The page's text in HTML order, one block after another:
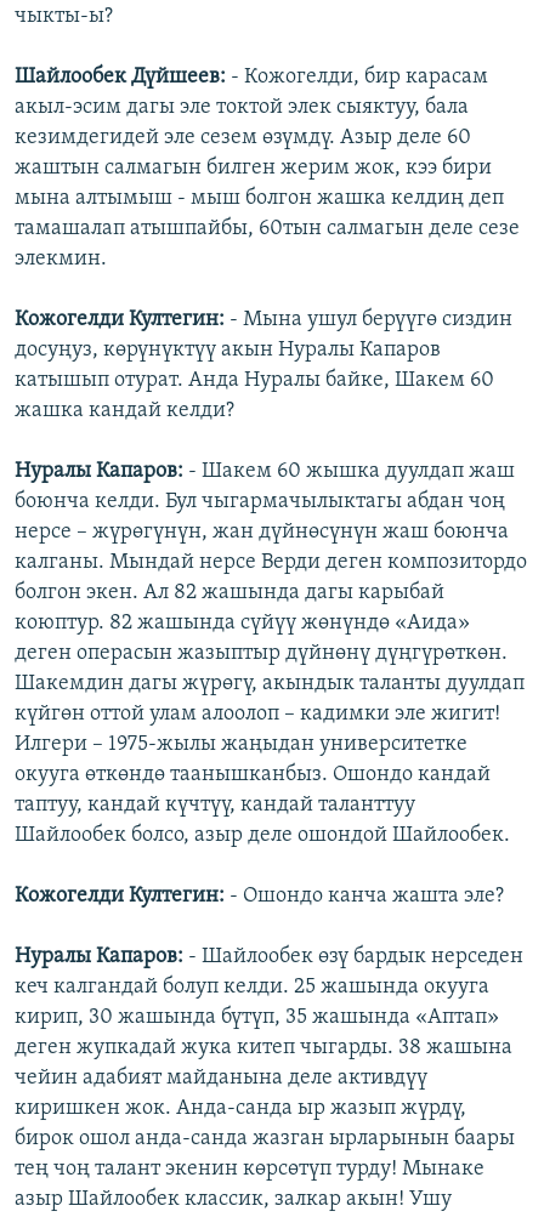
чыкты-ы?
Шайлообек Дүйшеев: - Кожогелди, бир карасам
акыл-эсим дагы эле токтой элек сыяктуу, бала
кезимдегидей эле сезем өзүмдү. Азыр деле 60
жаштын салмагын билген жерим жок, кээ бири
мына алтымыш - мыш болгон жашка келдиң деп
тамашалап атышпайбы, 60тын салмагын деле сезе
элекмин.
Кожогелди Култегин: - Мына ушул берүүгө сиздин
досуңуз, көрүнүктүү акын Нуралы Капаров
катышып отурат. Анда Нуралы байке, Шакем 60
жашка кандай келди?
Нуралы Капаров: - Шакем 60 жышка дуулдап жаш
боюнча келди. Бул чыгармачылыктагы абдан чоң
нерсе – жүрөгүнүн, жан дүйнөсүнүн жаш боюнча
калганы. Мындай нерсе Верди деген композитордо
болгон экен. Ал 82 жашында дагы карыбай
коюптур. 82 жашында сүйүү жөнүндө «Аида»
деген операсын жазыптыр дүйнөнү дүңгүрөткөн.
Шакемдин дагы жүрөгү, акындык таланты дуулдап
күйгөн оттой улам алоолоп – кадимки эле жигит!
Илгери – 1975-жылы жаңыдан университетке
окууга өткөндө таанышканбыз. Ошондо кандай
таптуу, кандай күчтүү, кандай таланттуу
Шайлообек болсо, азыр деле ошондой Шайлообек.
Кожогелди Култегин: - Ошондо канча жашта эле?
Нуралы Капаров: - Шайлообек өзү бардык нерседен
кеч калгандай болуп келди. 25 жашында окууга
кирип, 30 жашында бүтүп, 35 жашында «Аптап»
деген жупкадай жука китеп чыгарды. 38 жашына
чейин адабият майданына деле активдүү
киришкен жок. Анда-санда ыр жазып жүрдү,
бирок ошол анда-санда жазган ырларынын баары
тең чоң талант экенин көрсөтүп турду! Мынаке
азыр Шайлообек классик, залкар акын! Ушу